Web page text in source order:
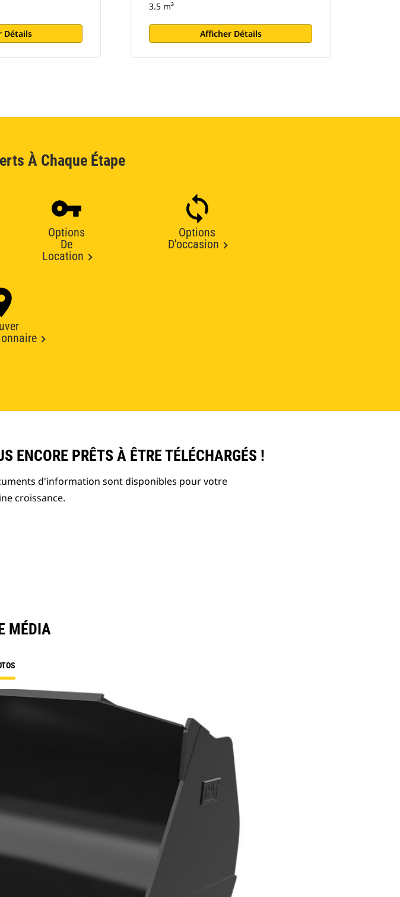
Détails
3.5 m³
Afficher Détails
À Chaque Étape
Options
De
Location
Options
D'occasion
ENCORE PRÊTS À ÊTRE TÉLÉCHARGÉS !
d'information sont disponibles pour votre
croissance.
MÉDIA